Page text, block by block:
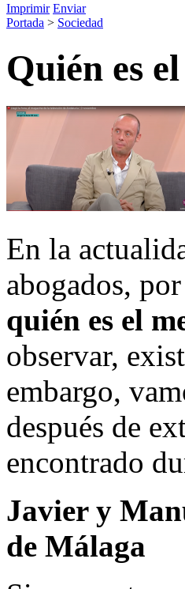
Imprimir Enviar
Portada > Sociedad
Quién es
En la
abogados,
quién es el
observar,
embargo,
después de
encontrado
Javier y
de Málaga